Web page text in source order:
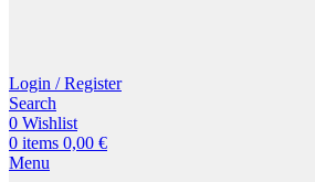
Login / Register
Search
0 Wishlist
0 items 0,00 €
Menu